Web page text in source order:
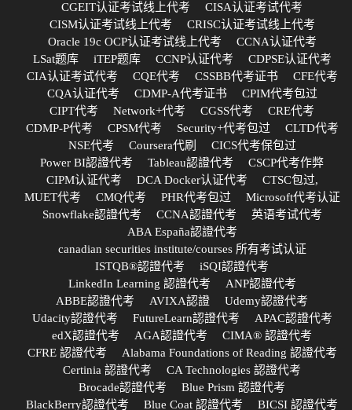
CGEIT认证考试线上代考
CISA认证考试代考
CISM认证考试线上代考
CRISC认证考试线上代考
Oracle 19c OCP认证考试线上代考
CCNA认证代考
LSat题库
iTEP题库 CCNP认证代考
CDPSE认证代考
CIA认证考试代考
CQE代考 CSSBB代考证书
CFE代考
CQA认证代考
CDMP-A代考证书
CPIM代考包过
CIPT代考
Network+代考 CGSS代考
CRE代考
CDMP-P代考
CPSM代考 Security+代考包过
CLTD代考
NSE代考
Coursera代刷
CICS代考保包过
Power BI認證代考
Tableau認證代考
CSCP代考作弊
CIPM认证代考
DCA Docker认证代考
CTSC包过,
MUET代考
CMQ代考 PHR代考包过
Microsoft代考认证
Snowflake認證代考
CCNA認證代考
英语考试代考
ABA España認證代考
canadian securities institute/courses 所有考试认证
ISTQB®認證代考
iSQI認證代考
LinkedIn Learning 認證代考
ANP認證代考
ABBE認證代考
AVIXA認證
Udemy認證代考
Udacity認證代考
FutureLearn認證代考
APAC認證代考
edX認證代考
AGA認證代考
CIMA® 認證代考
CFRE 認證代考
Alabama Foundations of Reading 認證代考
Certinia 認證代考
CA Technologies 認證代考
Brocade認證代考
Blue Prism 認證代考
BlackBerry認證代考
Blue Coat 認證代考
BICSI 認證代考